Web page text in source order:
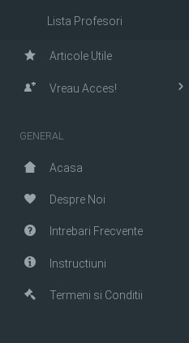
Lista Profesori
Articole Utile
Vreau Acces!
GENERAL
Acasa
Despre Noi
Intrebari Frecvente
Instructiuni
Termeni si Conditii